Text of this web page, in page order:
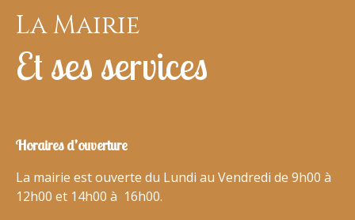
La Mairie
Et ses services
Horaires d’ouverture
La mairie est ouverte du Lundi au Vendredi de 9h00 à
12h00 et 14h00 à 16h00.